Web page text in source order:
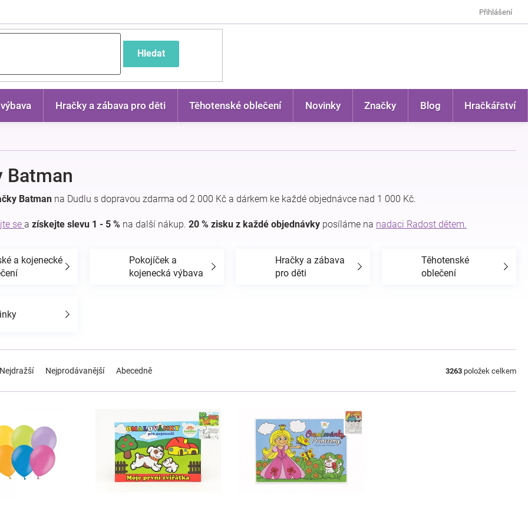
Přihlášení
Hledat
Hračky a zábava pro děti Těhotenské oblečení Novinky Značky Blog Hračkářství
Batman
Batman na Dudlu s dopravou zdarma od 2 000 Kč a dárkem ke každé objednávce nad 1 000 Kč.
se a získejte slevu 1 - 5 % na další nákup. 20 % zisku z každé objednávky posíláme na nadaci Radost dětem.
a kojenecké
Pokojíček a
kojenecká výbava
Hračky a zábava
pro děti
Těhotenské
oblečení
Nejdražší Nejprodávanější Abecedně 3263 položek celkem